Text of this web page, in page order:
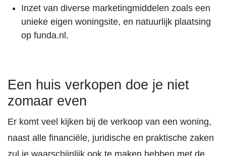
Inzet van diverse marketingmiddelen zoals een
unieke eigen woningsite, en natuurlijk plaatsing
op funda.nl.
Een huis verkopen doe je niet
zomaar even
Er komt veel kijken bij de verkoop van een woning,
naast alle financiële, juridische en praktische zaken
zul je waarschijnlijk ook te maken hebben met de